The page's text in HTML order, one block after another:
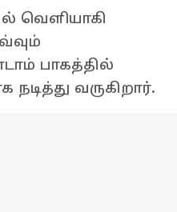
வெளியாகி
பாகத்தில்
நடித்து வருகிறார்.